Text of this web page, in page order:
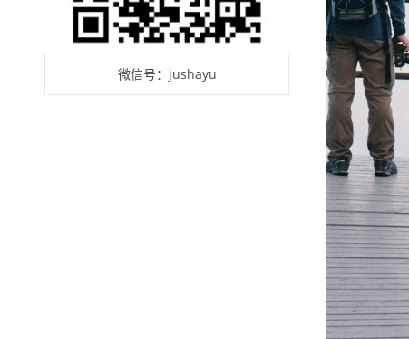
微信号：jushayu